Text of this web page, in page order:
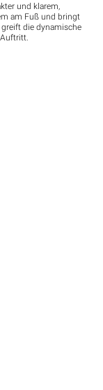
und klarem,
am Fuß und bringt
die dynamische